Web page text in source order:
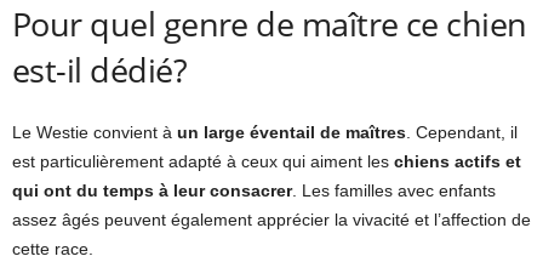
Pour quel genre de maître ce chien
est-il dédié?
Le Westie convient à un large éventail de maîtres . Cependant, il
est particulièrement adapté à ceux qui aiment les chiens actifs et
qui ont du temps à leur consacrer. Les familles avec enfants
assez âgés peuvent également apprécier la vivacité et l’affection de
cette race.